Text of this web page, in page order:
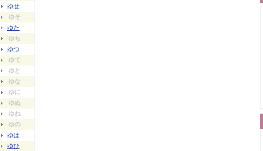
ゆせ
ゆそ
ゆた
ゆち
ゆつ
ゆて
ゆと
ゆな
ゆに
ゆぬ
ゆね
ゆの
ゆは
ゆひ